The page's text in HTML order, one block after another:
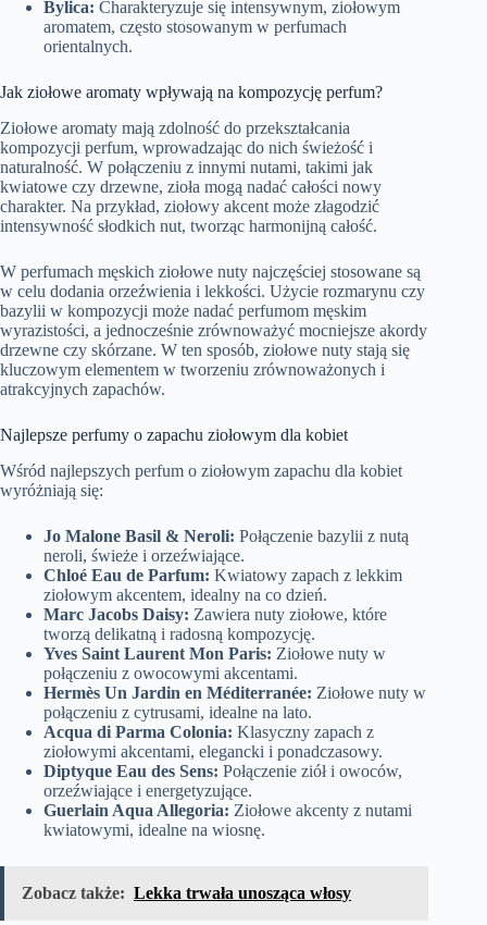
Bylica: Charakteryzuje się intensywnym, ziołowym
aromatem, często stosowanym w perfumach
orientalnych.
Jak ziołowe aromaty wpływają na kompozycję perfum?
Ziołowe aromaty mają zdolność do przekształcania
kompozycji perfum, wprowadzając do nich świeżość i
naturalność. W połączeniu z innymi nutami, takimi jak
kwiatowe czy drzewne, zioła mogą nadać całości nowy
charakter. Na przykład, ziołowy akcent może złagodzić
intensywność słodkich nut, tworząc harmonijną całość.
W perfumach męskich ziołowe nuty najczęściej stosowane są
w celu dodania orzeźwienia i lekkości. Użycie rozmarynu czy
bazylii w kompozycji może nadać perfumom męskim
wyrazistości, a jednocześnie zrównoważyć mocniejsze akordy
drzewne czy skórzane. W ten sposób, ziołowe nuty stają się
kluczowym elementem w tworzeniu zrównoważonych i
atrakcyjnych zapachów.
Najlepsze perfumy o zapachu ziołowym dla kobiet
Wśród najlepszych perfum o ziołowym zapachu dla kobiet
wyróżniają się:
Jo Malone Basil & Neroli: Połączenie bazylii z nutą
neroli, świeże i orzeźwiające.
Chloé Eau de Parfum: Kwiatowy zapach z lekkim
ziołowym akcentem, idealny na co dzień.
Marc Jacobs Daisy: Zawiera nuty ziołowe, które
tworzą delikatną i radosną kompozycję.
Yves Saint Laurent Mon Paris: Ziołowe nuty w
połączeniu z owocowymi akcentami.
Hermès Un Jardin en Méditerranée: Ziołowe nuty w
połączeniu z cytrusami, idealne na lato.
Acqua di Parma Colonia: Klasyczny zapach z
ziołowymi akcentami, elegancki i ponadczasowy.
Diptyque Eau des Sens: Połączenie ziół i owoców,
orzeźwiające i energetyzujące.
Guerlain Aqua Allegoria: Ziołowe akcenty z nutami
kwiatowymi, idealne na wiosnę.
Zobacz także: Lekka trwała unosząca włosy